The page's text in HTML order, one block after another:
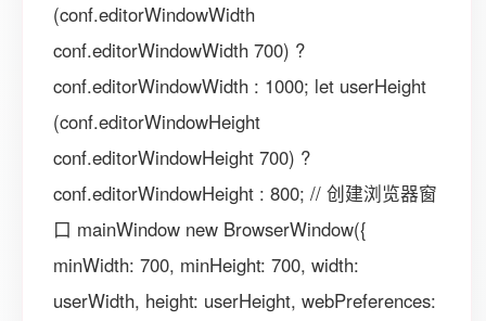
(conf.editorWindowWidth
conf.editorWindowWidth 700) ?
conf.editorWindowWidth : 1000; let userHeight
(conf.editorWindowHeight
conf.editorWindowHeight 700) ?
conf.editorWindowHeight : 800; // 创建浏览器窗
口 mainWindow new BrowserWindow({
minWidth: 700, minHeight: 700, width:
userWidth, height: userHeight, webPreferences: